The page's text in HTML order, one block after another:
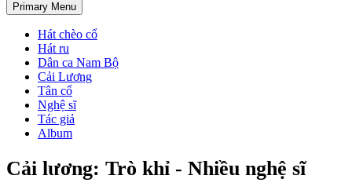
Primary Menu
Hát chèo cổ
Hát ru
Dân ca Nam Bộ
Cải Lương
Tân cổ
Nghệ sĩ
Tác giả
Album
Cải lương: Trò khỉ - Nhiều nghệ sĩ